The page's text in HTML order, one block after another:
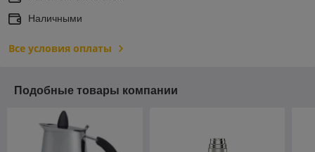
Наличными
Все условия оплаты
Подобные товары компании